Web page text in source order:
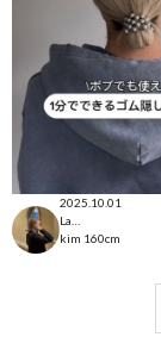
2025.10.01
kim 160cm